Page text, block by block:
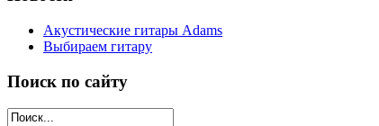
Акустические гитары Adams
Выбираем гитару
Поиск по сайту